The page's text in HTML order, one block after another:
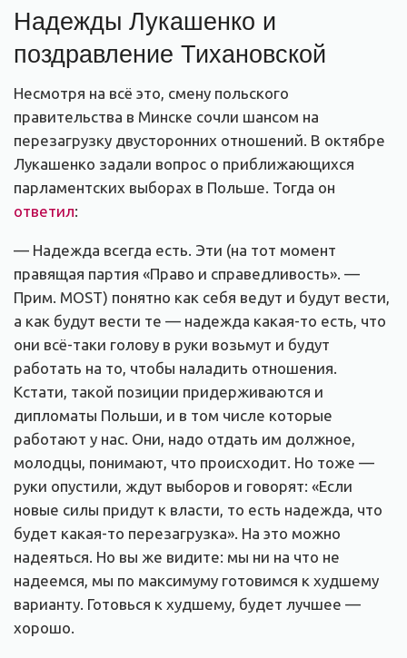
Надежды Лукашенко и
поздравление Тихановской
Несмотря на всё это, смену польского
правительства в Минске сочли шансом на
перезагрузку двусторонних отношений. В октябре
Лукашенко задали вопрос о приближающихся
парламентских выборах в Польше. Тогда он
ответил:
— Надежда всегда есть. Эти (на тот момент
правящая партия «Право и справедливость». —
Прим. MOST) понятно как себя ведут и будут вести,
а как будут вести те — надежда какая-то есть, что
они всё-таки голову в руки возьмут и будут
работать на то, чтобы наладить отношения.
Кстати, такой позиции придерживаются и
дипломаты Польши, и в том числе которые
работают у нас. Они, надо отдать им должное,
молодцы, понимают, что происходит. Но тоже —
руки опустили, ждут выборов и говорят: «Если
новые силы придут к власти, то есть надежда, что
будет какая-то перезагрузка». На это можно
надеяться. Но вы же видите: мы ни на что не
надеемся, мы по максимуму готовимся к худшему
варианту. Готовься к худшему, будет лучшее —
хорошо.